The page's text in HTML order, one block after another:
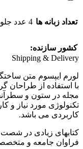
تعداد زبانه ها
کشور سازنده:
Shipping & Delivery
لورم ایپسوم متن
با استفاده از طراحان
مجله در ستون و
تکنولوژی مورد نیاز و
کاربردی می باشد.
کتابهای زیادی در
فراوان جامعه و